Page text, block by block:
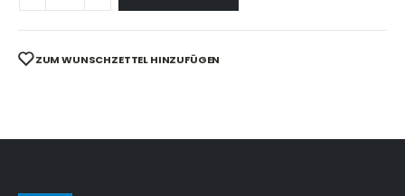
ZUM WUNSCHZETTEL HINZUFÜGEN